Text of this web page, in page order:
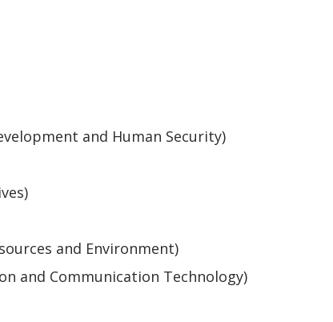
and Human Security)
and Environment)
and Communication Technology)